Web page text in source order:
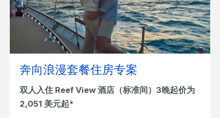
奔向浪漫套餐住房专案
双人入住 Reef View 酒店（标准间）3晚起价为
2,051 美元起*